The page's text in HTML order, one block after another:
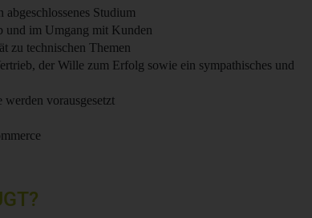
Studium
und im Umgang mit Kunden
zu technischen Themen
der Wille zum Erfolg sowie ein sympathisches und
werden vorausgesetzt